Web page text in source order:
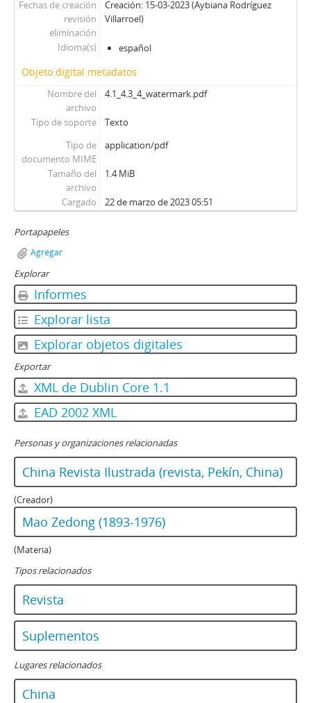
Fechas de creación
revisión
eliminación
Creación: 15-03-2023 (Aybiana Rodríguez
Villarroel)
Idioma(s) español
Objeto digital metadatos
Nombre del
archivo
4.1_4.3_4_watermark.pdf
Tipo de soporte
Texto
Tipo de
documento MIME
application/pdf
Tamaño del
archivo
1.4 MiB
Cargado 22 de marzo de 2023 05:51
Portapapeles
Agregar
Explorar
Informes
Explorar lista
Explorar objetos digitales
Exportar
XML de Dublin Core 1.1
EAD 2002 XML
Personas y organizaciones relacionadas
China Revista Ilustrada (revista, Pekín, China)
(Creador)
Mao Zedong (1893-1976)
(Materia)
Tipos relacionados
Revista
Suplementos
Lugares relacionados
China